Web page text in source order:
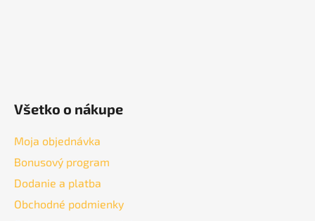
Všetko o nákupe
Moja objednávka
Bonusový program
Dodanie a platba
Obchodné podmienky